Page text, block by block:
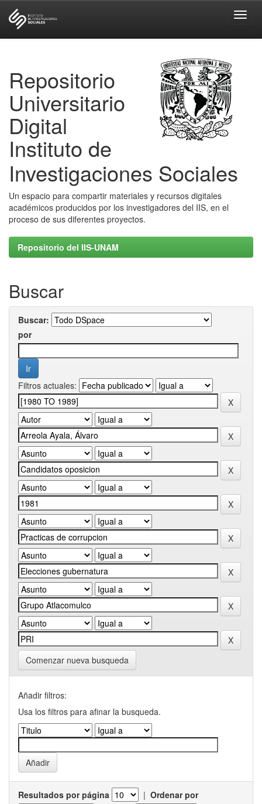
Repositorio
Universitario
Digital
Instituto de
Investigaciones Sociales
Un espacio para compartir materiales y recursos digitales
académicos producidos por los investigadores del IIS, en el
proceso de sus diferentes proyectos.
Repositorio del IIS-UNAM
Buscar
Buscar:
por
Filtros actuales:
Comenzar nueva busqueda
Añadir filtros:
Usa los filtros para afinar la busqueda.
Resultados por página | Ordenar por